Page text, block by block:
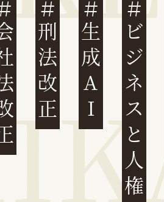
正 刑法改正 生成AI ビジネスと人権